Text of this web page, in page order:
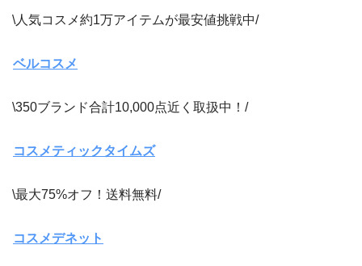
\人気コスメ約1万アイテムが最安値挑戦中/
ベルコスメ
\350ブランド合計10,000点近く取扱中！/
コスメティックタイムズ
\最大75%オフ！送料無料/
コスメデネット